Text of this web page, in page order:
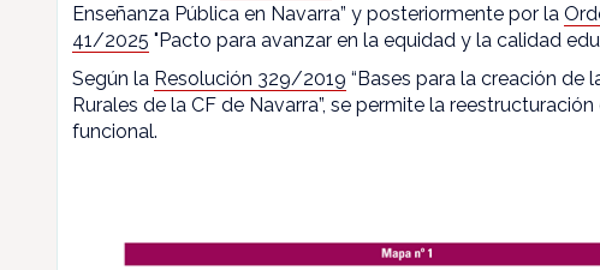
Enseñanza Pública en Navarra” y posteriormente por la
41/2025 "Pacto para avanzar en la equidad y la calidad
Según la Resolución 329/2019 “Bases para la creación de
Rurales de la CF de Navarra”, se permite la
funcional.